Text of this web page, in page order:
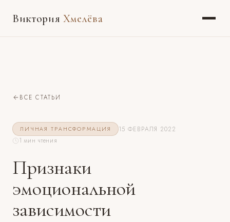
Виктория Хмелёва
ВСЕ СТАТЬИ
ЛИЧНАЯ ТРАНСФОРМАЦИЯ
15 ФЕВРАЛЯ 2022
1 мин чтения
Признаки
эмоциональной
зависимости